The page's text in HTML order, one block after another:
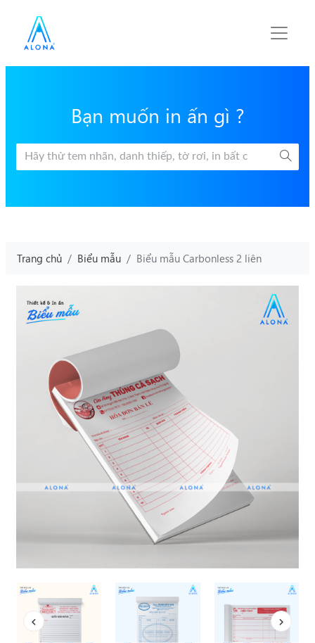
Bạn muốn in ấn gì ?
Trang chủ Biểu mẫu Biểu mẫu Carbonless 2 liên